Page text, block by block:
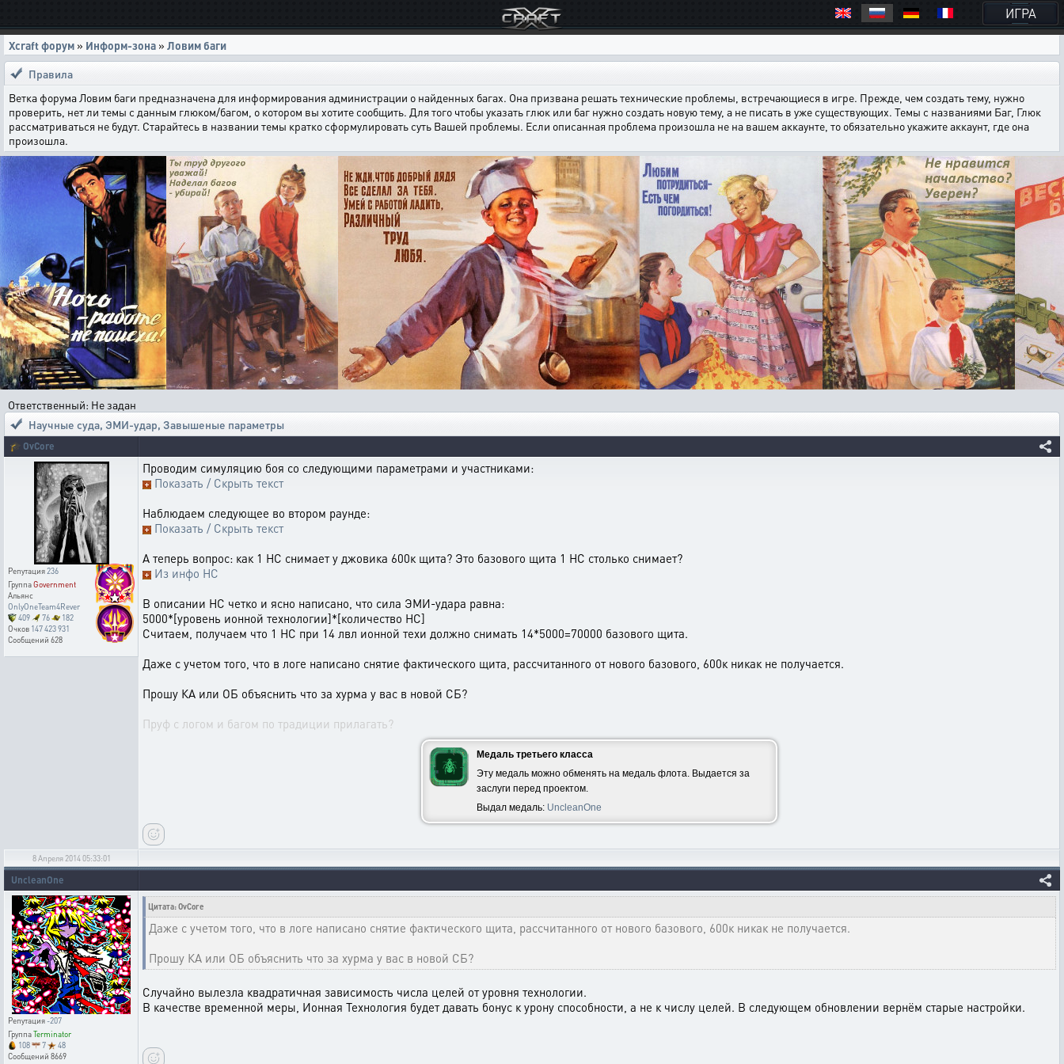
ИГРА
Xcraft форум » Информ-зона » Ловим баги
Правила
Ветка форума Ловим баги предназначена для информирования администрации о найденных багах. Она призвана решать технические проблемы, встречающиеся в игре. Прежде, чем создать тему, нужно
проверить, нет ли темы с данным глюком/багом, о котором вы хотите сообщить. Для того чтобы указать глюк или баг нужно создать новую тему, а не писать в уже существующих. Темы с названиями Баг, Глюк
рассматриваться не будут. Старайтесь в названии темы кратко сформулировать суть Вашей проблемы. Если описанная проблема произошла не на вашем аккаунте, то обязательно укажите аккаунт, где она
произошла.
Ответственный: Не задан
Научные суда, ЭМИ-удар, Завышеные параметры
🎓 OvCore
Репутация236
ГруппаGovernment
Альянс
OnlyOneTeam4Rever
409
76
182
Очков 147 423 931
Сообщений 628
Проводим симуляцию боя со следующими параметрами и участниками:
Показать / Скрыть текст
Наблюдаем следующее во втором раунде:
Показать / Скрыть текст
А теперь вопрос: как 1 НС снимает у джовика 600к щита? Это базового щита 1 НС столько снимает?
Из инфо НС
В описании НС четко и ясно написано, что сила ЭМИ-удара равна:
5000*[уровень ионной технологии]*[количество НС]
Считаем, получаем что 1 НС при 14 лвл ионной техи должно снимать 14*5000=70000 базового щита.
Даже с учетом того, что в логе написано снятие фактического щита, рассчитанного от нового базового, 600к никак не получается.
Прошу КА или ОБ объяснить что за хурма у вас в новой СБ?
Пруф с логом и багом по традиции прилагать?
Медаль третьего класса
Эту медаль можно обменять на медаль флота. Выдается за
заслуги перед проектом.
Выдал медаль: UncleanOne
8 Апреля 2014 05:33:01
UncleanOne
Репутация-207
ГруппаTerminator
108
7
48
Сообщений 8669
Цитата: OvCore
Даже с учетом того, что в логе написано снятие фактического щита, рассчитанного от нового базового, 600к никак не получается.
Прошу КА или ОБ объяснить что за хурма у вас в новой СБ?
Случайно вылезла квадратичная зависимость числа целей от уровня технологии.
В качестве временной меры, Ионная Технология будет давать бонус к урону способности, а не к числу целей. В следующем обновлении вернём старые настройки.